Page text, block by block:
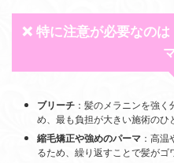
❌ 特に注意が必要なの
ブリーチ ：髪のメラニンを強
め、最も負担が大きい施術のひ
縮毛矯正や強めのパーマ ：高
るため、繰り返すことで髪がゴ